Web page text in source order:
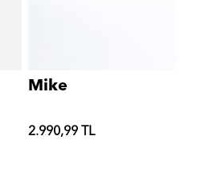
Mike
2.990,99 TL